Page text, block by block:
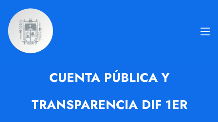
CUENTA PÚBLICA Y
TRANSPARENCIA DIF 1ER